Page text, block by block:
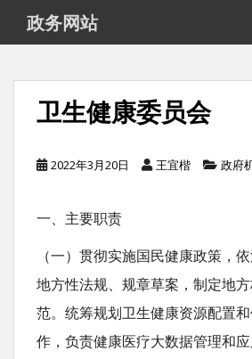
政务网站
卫生健康委员会
2022年3月20日 王宜楷 政府
一、主要职责
（一）贯彻实施国民健康政策，
地方性法规、规章草案，制定地
范。统筹规划卫生健康资源配置
作，负责健康医疗大数据管理和